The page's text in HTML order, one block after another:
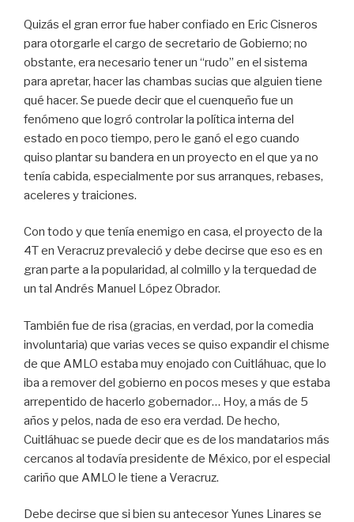
Quizás el gran error fue haber confiado en Eric Cisneros
para otorgarle el cargo de secretario de Gobierno; no
obstante, era necesario tener un “rudo” en el sistema
para apretar, hacer las chambas sucias que alguien tiene
qué hacer. Se puede decir que el cuenqueño fue un
fenómeno que logró controlar la política interna del
estado en poco tiempo, pero le ganó el ego cuando
quiso plantar su bandera en un proyecto en el que ya no
tenía cabida, especialmente por sus arranques, rebases,
aceleres y traiciones.
Con todo y que tenía enemigo en casa, el proyecto de la
4T en Veracruz prevaleció y debe decirse que eso es en
gran parte a la popularidad, al colmillo y la terquedad de
un tal Andrés Manuel López Obrador.
También fue de risa (gracias, en verdad, por la comedia
involuntaria) que varias veces se quiso expandir el chisme
de que AMLO estaba muy enojado con Cuitláhuac, que lo
iba a remover del gobierno en pocos meses y que estaba
arrepentido de hacerlo gobernador… Hoy, a más de 5
años y pelos, nada de eso era verdad. De hecho,
Cuitláhuac se puede decir que es de los mandatarios más
cercanos al todavía presidente de México, por el especial
cariño que AMLO le tiene a Veracruz.
Debe decirse que si bien su antecesor Yunes Linares se